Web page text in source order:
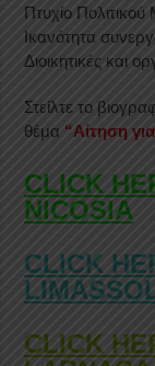
Πτυχίο
Ικανότητα
Διοικητικές και
Στείλτε το
θέμα “Αίτηση
CLICK
NICOSIA
CLICK
CLICK